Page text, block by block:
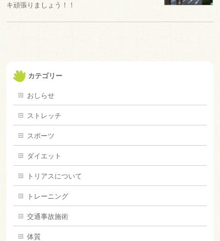
キ頑張りましょう！！
カテゴリー
おしらせ
ストレッチ
スポーツ
ダイエット
トリアスについて
トレーニング
交通事故施術
体質